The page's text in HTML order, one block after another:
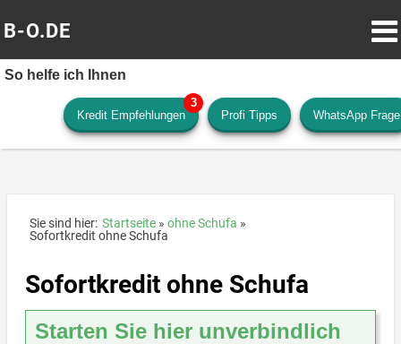
B-O.DE
So helfe ich Ihnen
Kredit Empfehlungen Profi Tipps WhatsApp Frage
Sie sind hier: Startseite
ohne Schufa
Sofortkredit ohne Schufa
Sofortkredit ohne Schufa
Starten Sie hier unverbindlich